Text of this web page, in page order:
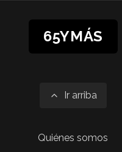
65YMÁS
Ir arriba
Quiénes somos